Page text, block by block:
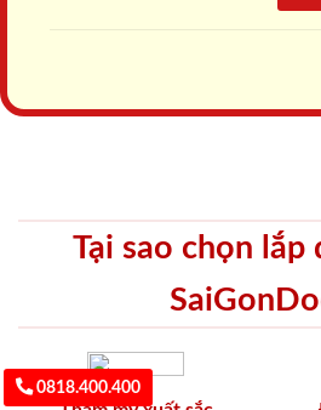
Tại sao chọn lắp
0818.400.400